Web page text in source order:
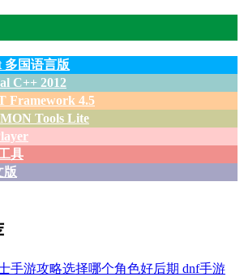
多国语言版
C++ 2012
Framework 4.5
Tools Lite
具
版
手游攻略选择哪个角色好后期 dnf手游